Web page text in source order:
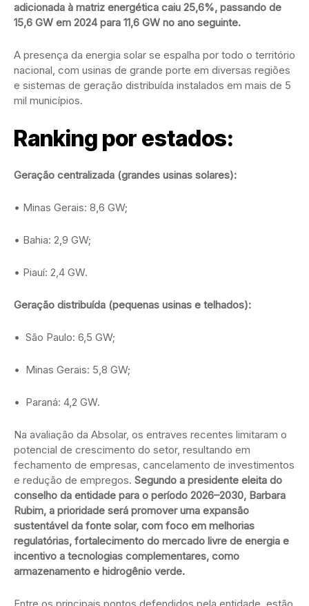
adicionada à matriz energética caiu 25,6%, passando de
15,6 GW em 2024 para 11,6 GW no ano seguinte.
A presença da energia solar se espalha por todo o território
nacional, com usinas de grande porte em diversas regiões
e sistemas de geração distribuída instalados em mais de 5
mil municípios.
Ranking por estados:
Geração centralizada (grandes usinas solares):
• Minas Gerais: 8,6 GW;
• Bahia: 2,9 GW;
• Piauí: 2,4 GW.
Geração distribuída (pequenas usinas e telhados):
• São Paulo: 6,5 GW;
• Minas Gerais: 5,8 GW;
• Paraná: 4,2 GW.
Na avaliação da Absolar, os entraves recentes limitaram o
potencial de crescimento do setor, resultando em
fechamento de empresas, cancelamento de investimentos
e redução de empregos. Segundo a presidente eleita do
conselho da entidade para o período 2026–2030, Barbara
Rubim, a prioridade será promover uma expansão
sustentável da fonte solar, com foco em melhorias
regulatórias, fortalecimento do mercado livre de energia e
incentivo a tecnologias complementares, como
armazenamento e hidrogênio verde.